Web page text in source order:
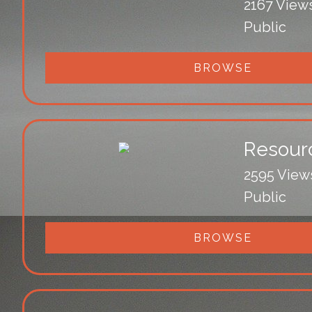
2167
Public
BROWSE
2595
Public
BROWSE